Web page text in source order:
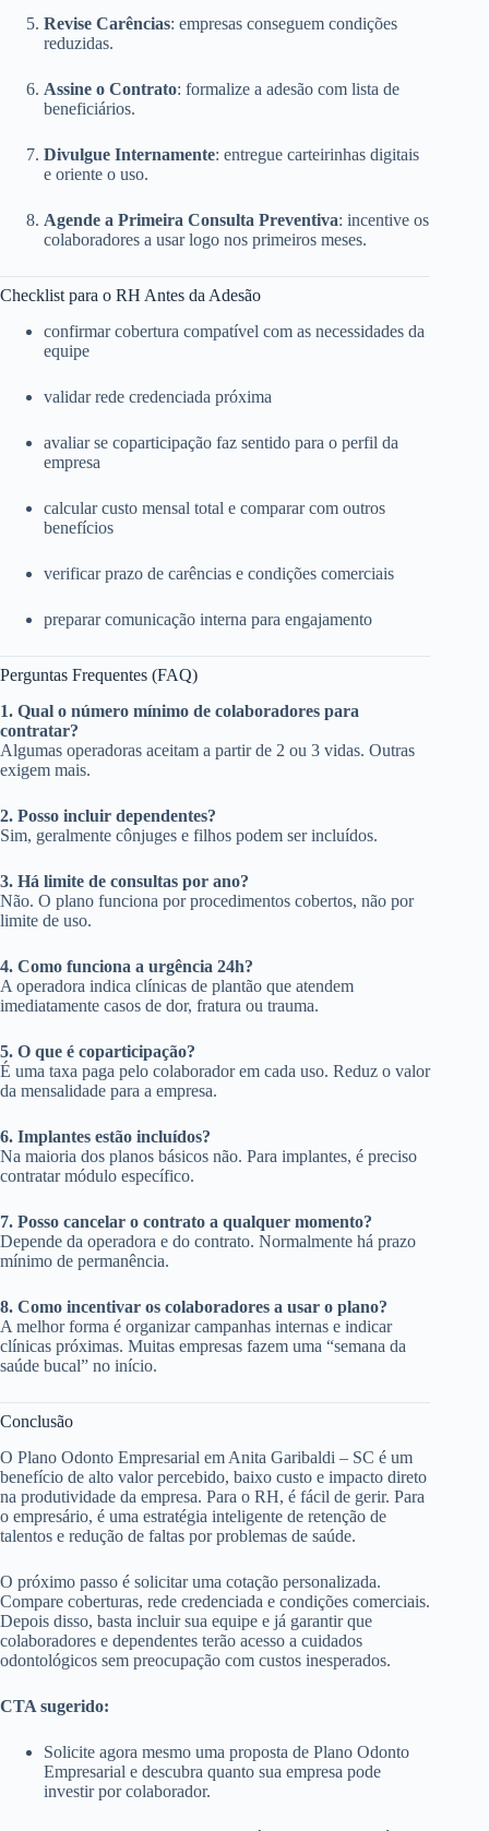
Revise Carências: empresas conseguem condições
reduzidas.
Assine o Contrato: formalize a adesão com lista de
beneficiários.
Divulgue Internamente: entregue carteirinhas digitais
e oriente o uso.
Agende a Primeira Consulta Preventiva: incentive os
colaboradores a usar logo nos primeiros meses.
Checklist para o RH Antes da Adesão
confirmar cobertura compatível com as necessidades da
equipe
validar rede credenciada próxima
avaliar se coparticipação faz sentido para o perfil da
empresa
calcular custo mensal total e comparar com outros
benefícios
verificar prazo de carências e condições comerciais
preparar comunicação interna para engajamento
Perguntas Frequentes (FAQ)
1. Qual o número mínimo de colaboradores para
contratar?
Algumas operadoras aceitam a partir de 2 ou 3 vidas. Outras
exigem mais.
2. Posso incluir dependentes?
Sim, geralmente cônjuges e filhos podem ser incluídos.
3. Há limite de consultas por ano?
Não. O plano funciona por procedimentos cobertos, não por
limite de uso.
4. Como funciona a urgência 24h?
A operadora indica clínicas de plantão que atendem
imediatamente casos de dor, fratura ou trauma.
5. O que é coparticipação?
É uma taxa paga pelo colaborador em cada uso. Reduz o valor
da mensalidade para a empresa.
6. Implantes estão incluídos?
Na maioria dos planos básicos não. Para implantes, é preciso
contratar módulo específico.
7. Posso cancelar o contrato a qualquer momento?
Depende da operadora e do contrato. Normalmente há prazo
mínimo de permanência.
8. Como incentivar os colaboradores a usar o plano?
A melhor forma é organizar campanhas internas e indicar
clínicas próximas. Muitas empresas fazem uma “semana da
saúde bucal” no início.
Conclusão
O Plano Odonto Empresarial em Anita Garibaldi – SC é um
benefício de alto valor percebido, baixo custo e impacto direto
na produtividade da empresa. Para o RH, é fácil de gerir. Para
o empresário, é uma estratégia inteligente de retenção de
talentos e redução de faltas por problemas de saúde.
O próximo passo é solicitar uma cotação personalizada.
Compare coberturas, rede credenciada e condições comerciais.
Depois disso, basta incluir sua equipe e já garantir que
colaboradores e dependentes terão acesso a cuidados
odontológicos sem preocupação com custos inesperados.
CTA sugerido:
Solicite agora mesmo uma proposta de Plano Odonto
Empresarial e descubra quanto sua empresa pode
investir por colaborador.